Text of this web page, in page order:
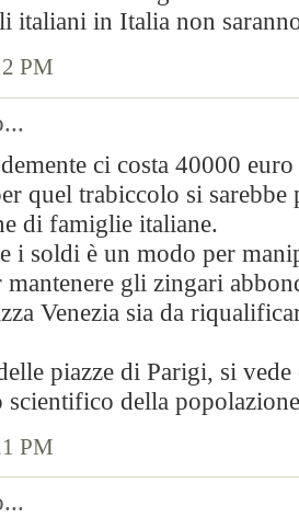
italiani in Italia non
PM
ci costa 40000
quel trabiccolo si sarebbe
di famiglie italiane.
i soldi è un modo per
gli zingari
Venezia sia da
piazze di Parigi, si vede
della
PM